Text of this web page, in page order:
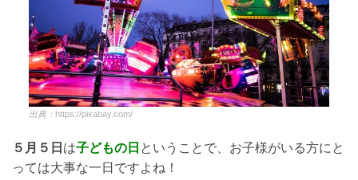
出典： https://pixabay.com/
５月５日 は子どもの日 ということで、お子様がいる方にと
っては大事な一日ですよね！